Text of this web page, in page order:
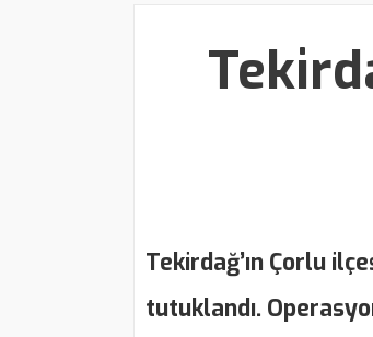
Tekirdağ’ın Çorlu
tutuklandı.